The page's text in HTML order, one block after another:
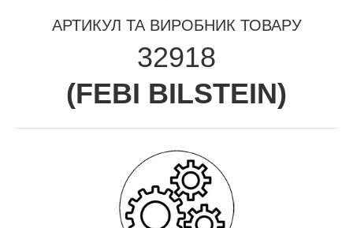
АРТИКУЛ ТА ВИРОБНИК ТОВАРУ
32918
(FEBI BILSTEIN)